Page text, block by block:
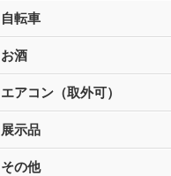
自転車
お酒
エアコン（取外可）
展示品
その他